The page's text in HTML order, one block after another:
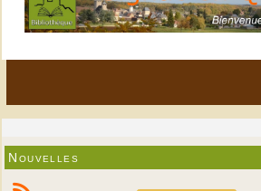
Nouvelles